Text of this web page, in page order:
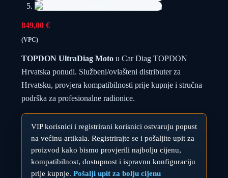
849,00 €
(VPC)
TOPDON UltraDiag Moto u Car Diag TOPDON
Hrvatska ponudi. Službeni/ovlašteni distributer za
Hrvatsku, provjera kompatibilnosti prije kupnje i stručna
podrška za profesionalne radionice.
VIP korisnici i registrirani korisnici ostvaruju popust
na većinu artikala. Registrirajte se i pošaljite upit za
proizvod kako bismo provjerili najbolju cijenu,
kompatibilnost, dostupnost i ispravnu konfiguraciju
prije kupnje. Pošalji upit za bolju cijenu